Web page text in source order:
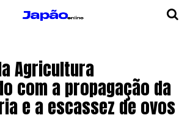
Agricultura
com a propagação da
e a escassez de ovos